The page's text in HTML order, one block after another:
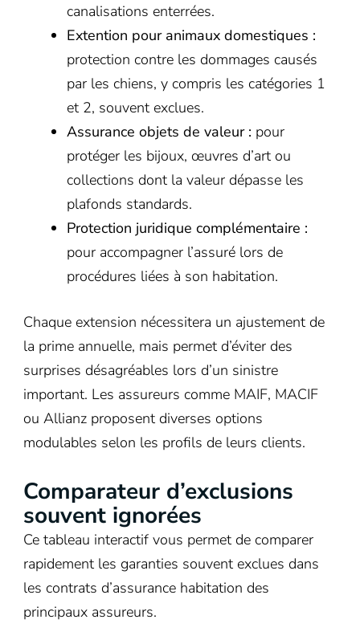
canalisations enterrées.
Extention pour animaux domestiques :
protection contre les dommages causés
par les chiens, y compris les catégories 1
et 2, souvent exclues.
Assurance objets de valeur : pour
protéger les bijoux, œuvres d’art ou
collections dont la valeur dépasse les
plafonds standards.
Protection juridique complémentaire :
pour accompagner l’assuré lors de
procédures liées à son habitation.
Chaque extension nécessitera un ajustement de
la prime annuelle, mais permet d’éviter des
surprises désagréables lors d’un sinistre
important. Les assureurs comme MAIF, MACIF
ou Allianz proposent diverses options
modulables selon les profils de leurs clients.
Comparateur d’exclusions
souvent ignorées
Ce tableau interactif vous permet de comparer
rapidement les garanties souvent exclues dans
les contrats d’assurance habitation des
principaux assureurs.